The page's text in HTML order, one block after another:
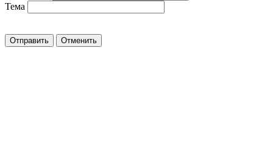
Тема
Отправить Отменить